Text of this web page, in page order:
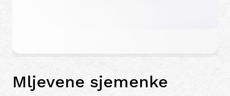
Mljevene sjemenke